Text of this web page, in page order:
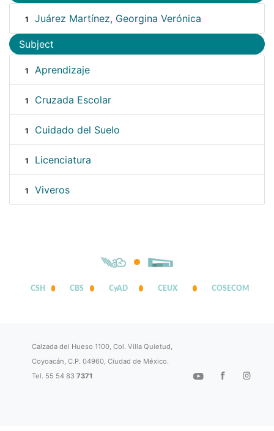
1 Juárez Martínez, Georgina Verónica
Subject
1 Aprendizaje
1 Cruzada Escolar
1 Cuidado del Suelo
1 Licenciatura
1 Viveros
CSH CBS CyAD CEUX COSECOM
Calzada del Hueso 1100, Col. Villa Quietud,
Coyoacán, C.P. 04960, Ciudad de México.
Tel. 55 54 837371